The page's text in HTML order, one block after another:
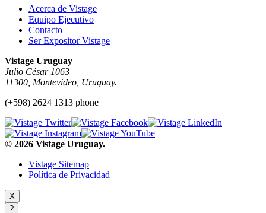
Acerca de Vistage
Equipo Ejecutivo
Contacto
Ser Expositor Vistage
Vistage Uruguay
Julio César 1063
11300, Montevideo, Uruguay.
(+598) 2624 1313 phone
© 2026 Vistage Uruguay.
Vistage Sitemap
Política de Privacidad
X
?